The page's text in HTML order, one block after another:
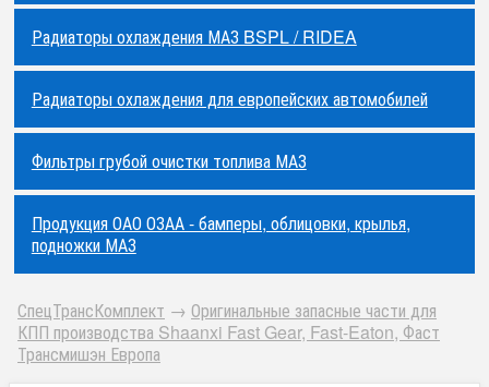
Радиаторы охлаждения МАЗ BSPL / RIDEA
Радиаторы охлаждения для европейских автомобилей
Фильтры грубой очистки топлива МАЗ
Продукция ОАО ОЗАА - бамперы, облицовки, крылья,
подножки МАЗ
СпецТрансКомплект → Оригинальные запасные части для
КПП производства Shaanxi Fast Gear, Fast-Eaton, Фаст
Трансмишэн Европа